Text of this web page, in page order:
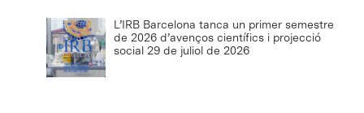
L’IRB Barcelona tanca un primer semestre
de 2026 d’avenços científics i projecció
social 29 de juliol de 2026